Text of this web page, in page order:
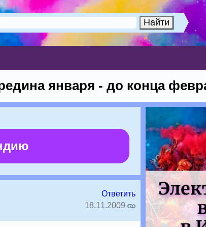
января - до конца
Ответить
18.11.2009